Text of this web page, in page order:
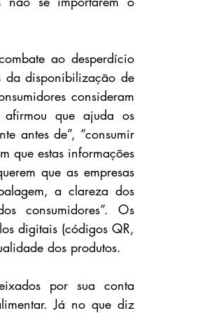
ao desperdício
da disponibilização de
consideram
afirmou que ajuda os
antes de”, “consumir
que estas informações
que as empresas
a clareza dos
consumidores”. Os
digitais (códigos QR,
dos produtos.
por sua conta
Já no que diz